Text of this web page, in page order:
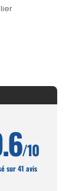
/10
sur 41 avis